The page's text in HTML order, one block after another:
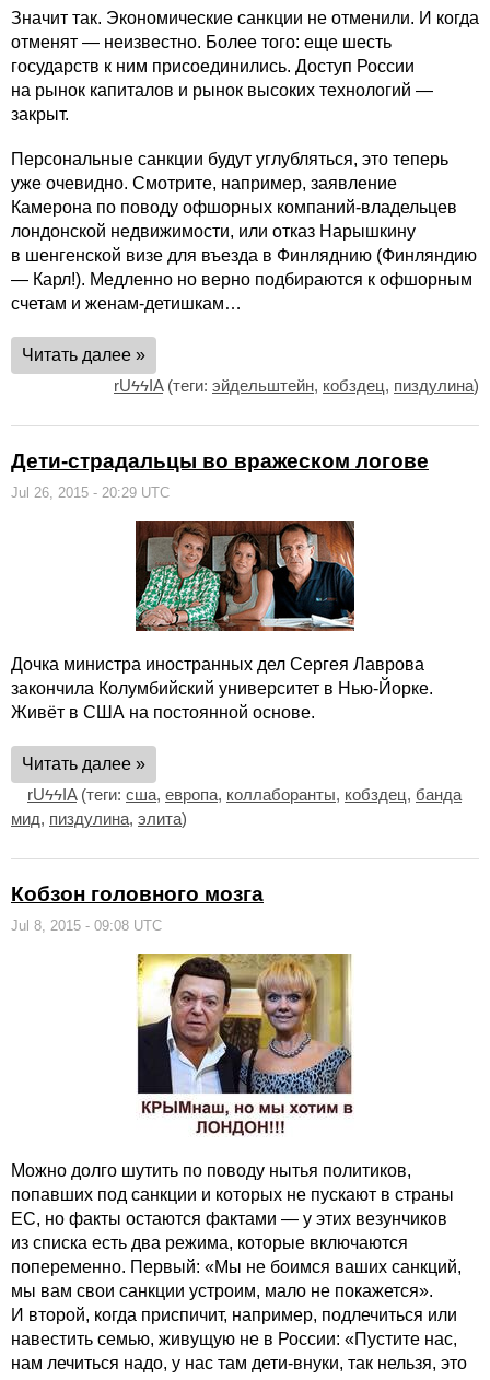
Значит так. Экономические санкции не отменили. И когда
отменят — неизвестно. Более того: еще шесть
государств к ним присоединились. Доступ России
на рынок капиталов и рынок высоких технологий —
закрыт.
Персональные санкции будут углубляться, это теперь
уже очевидно. Смотрите, например, заявление
Камерона по поводу офшорных компаний-владельцев
лондонской недвижимости, или отказ Нарышкину
в шенгенской визе для въезда в Финляднию (Финляндию
— Карл!). Медленно но верно подбираются к офшорным
счетам и женам-детишкам…
Читать далее »
rUϟϟIA(теги: эйдельштейн, кобздец, пиздулина)
Дети-страдальцы во вражеском логове
Jul 26, 2015 - 20:29 UTC
Дочка министра иностранных дел Сергея Лаврова
закончила Колумбийский университет в Нью-Йорке.
Живёт в США на постоянной основе.
Читать далее »
rUϟϟIA(теги: сша, европа, коллаборанты, кобздец, банда
мид, пиздулина, элита)
Кобзон головного мозга
Jul 8, 2015 - 09:08 UTC
Можно долго шутить по поводу нытья политиков,
попавших под санкции и которых не пускают в страны
ЕС, но факты остаются фактами — у этих везунчиков
из списка есть два режима, которые включаются
попеременно. Первый: «Мы не боимся ваших санкций,
мы вам свои санкции устроим, мало не покажется».
И второй, когда приспичит, например, подлечиться или
навестить семью, живущую не в России: «Пустите нас,
нам лечиться надо, у нас там дети-внуки, так нельзя, это